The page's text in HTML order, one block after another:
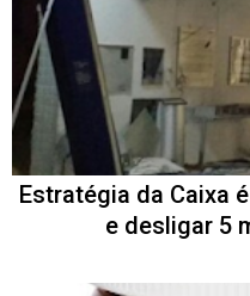
Estratégia da Caixa
e desligar 5